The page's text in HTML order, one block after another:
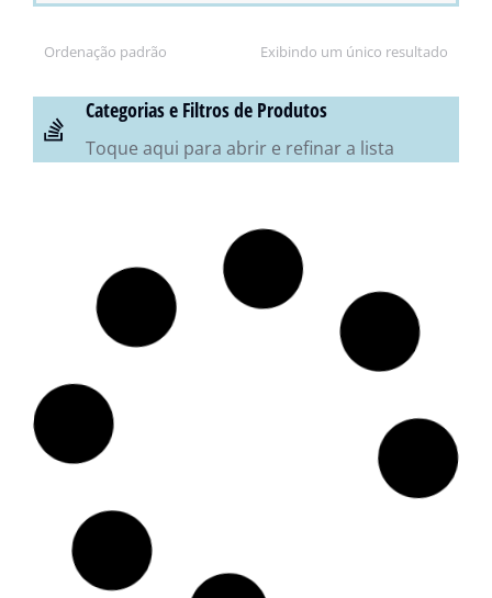
Exibindo um único resultado
Categorias e Filtros de Produtos
Toque aqui para abrir e refinar a lista